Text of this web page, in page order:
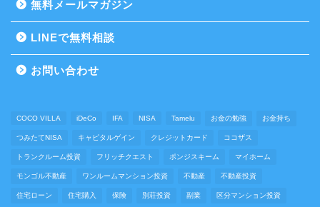
無料メールマガジン
LINEで無料相談
お問い合わせ
COCO VILLA iDeCo IFA NISA Tamelu お金の勉強 お金持ち
つみたてNISA キャピタルゲイン クレジットカード ココザス
トランクルーム投資 フリッチクエスト ポンジスキーム マイホーム
モンゴル不動産 ワンルームマンション投資 不動産 不動産投資
住宅ローン 住宅購入 保険 別荘投資 副業 区分マンション投資